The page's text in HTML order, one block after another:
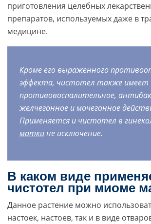
приготовления целебных
препаратов, используемых даже в
медицине.
Кроме его выраженного
эффекта, чистотел также имеет
противовоспалительное,
желчегонное и мочегонное
Применяется и чистотел в
маткине исключение.
В каком виде
чистотел при миоме
Данное растение можно
настоек, настоев, так и в виде